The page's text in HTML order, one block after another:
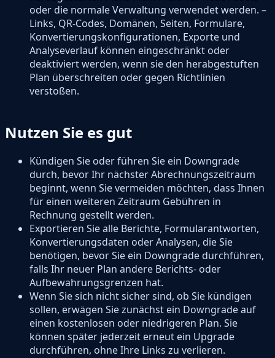
oder die normale Verwaltung verwendet werden. –
Links, QR-Codes, Domänen, Seiten, Formulare,
Konvertierungskonfigurationen, Exporte und
Analyseverlauf können eingeschränkt oder
deaktiviert werden, wenn sie den herabgestuften
Plan überschreiten oder gegen Richtlinien
verstoßen.
Nutzen Sie es gut
Kündigen Sie oder führen Sie ein Downgrade
durch, bevor Ihr nächster Abrechnungszeitraum
beginnt, wenn Sie vermeiden möchten, dass Ihnen
für einen weiteren Zeitraum Gebühren in
Rechnung gestellt werden.
Exportieren Sie alle Berichte, Formularantworten,
Konvertierungsdaten oder Analysen, die Sie
benötigen, bevor Sie ein Downgrade durchführen,
falls Ihr neuer Plan andere Berichts- oder
Aufbewahrungsgrenzen hat.
Wenn Sie sich nicht sicher sind, ob Sie kündigen
sollen, erwägen Sie zunächst ein Downgrade auf
einen kostenlosen oder niedrigeren Plan. Sie
können später jederzeit erneut ein Upgrade
durchführen, ohne Ihre Links zu verlieren.